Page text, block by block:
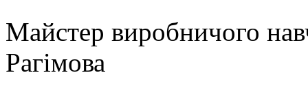
Майстер
Рагімова